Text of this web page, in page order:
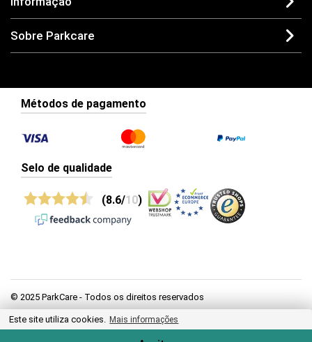
Sobre Parkcare
Métodos de pagamento
Selo de qualidade
(8.6/10)
© 2025 ParkCare - Todos os direitos reservados
Privacidade
Este site utiliza cookies. Mais informações